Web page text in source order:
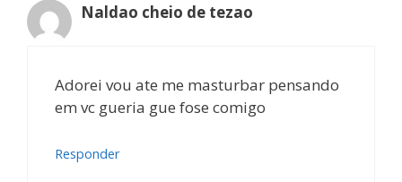
Naldao cheio de tezao
Adorei vou ate me masturbar pensando
em vc gueria gue fose comigo
Responder